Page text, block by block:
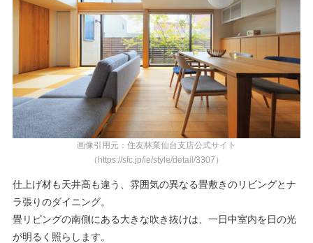
画像引用元：住友林業仙台支店公式サイト
（https://sfc.jp/ie/style/detail/3307）
仕上げ材も天井高も違う、雰囲気の異なる畳敷きのリビングとナ
ラ張りのダイニング。
畳リビングの南側にある大きな吹き抜けは、一日中室内を日の光
が明るく照らします。